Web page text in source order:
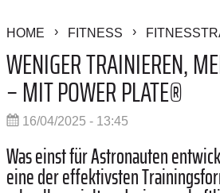
HOME FITNESS
WENIGER TRAINIEREN,
– MIT POWER PLATE®
16/04/2025 - 13:45
Was einst für Astronauten
eine der effektivsten